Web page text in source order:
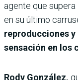
agente que supera
en su último
reproducciones y
sensación en los
Rody González,